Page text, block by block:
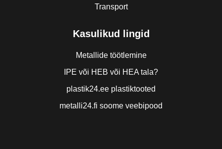
Transport
Kasulikud lingid
Metallide töötlemine
IPE või HEB või HEA tala?
plastik24.ee plastiktooted
metalli24.fi soome veebipood